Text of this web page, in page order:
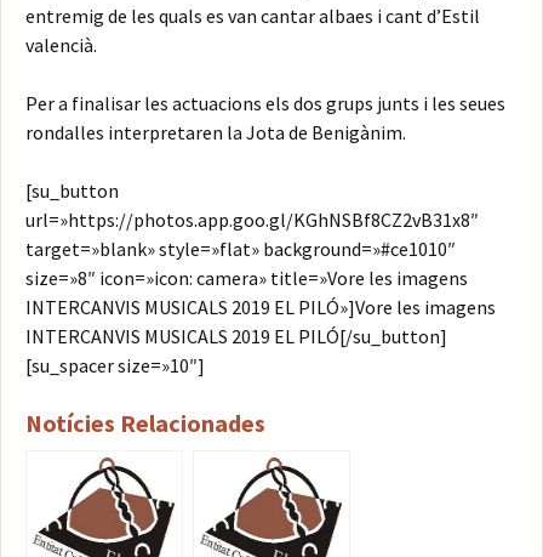
entremig de les quals es van cantar albaes i cant d’Estil
valencià.
Per a finalisar les actuacions els dos grups junts i les seues
rondalles interpretaren la Jota de Benigànim.
[su_button
url=»https://photos.app.goo.gl/KGhNSBf8CZ2vB31x8″
target=»blank» style=»flat» background=»#ce1010″
size=»8″ icon=»icon: camera» title=»Vore les imagens
INTERCANVIS MUSICALS 2019 EL PILÓ»]Vore les imagens
INTERCANVIS MUSICALS 2019 EL PILÓ[/su_button]
[su_spacer size=»10″]
Notícies Relacionades